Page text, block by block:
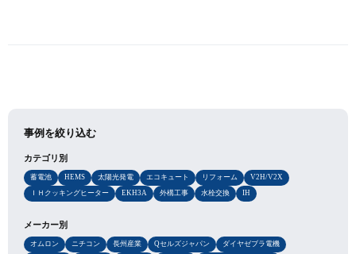
事例を絞り込む
カテゴリ別
蓄電池 HEMS 太陽光発電 エコキュート リフォーム
V2H/V2X
ＩＨクッキングヒーター
EKH3A 外構工事 水栓交換 IH
メーカー別
オムロン ニチコン 長州産業 Qセルズジャパン
ダイヤゼブラ電機